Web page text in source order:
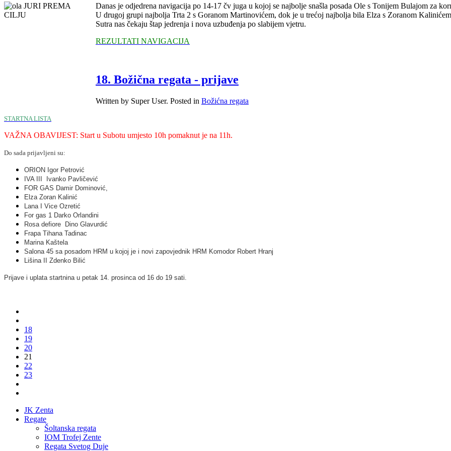
Danas je odjedrena navigacija po 14-17 čv juga u kojoj se najbolje snašla posada Ole s Tonijem Bulajom za
U drugoj grupi najbolja Trta 2 s Goranom Martinovićem, dok je u trećoj najbolja bila Elza s Zoranom
Sutra nas čekaju štap jedrenja i nova uzbuđenja po slabijem vjetru.
REZULTATI NAVIGACIJA
18. Božična regata - prijave
Written by Super User. Posted in Božićna regata
STARTNA LISTA
VAŽNA OBAVIJEST: Start u Subotu umjesto 10h pomaknut je na 11h.
Do sada prijavljeni su:
ORION Igor Petrović
IVA III Ivanko Pavličević
FOR GAS Damir Dominović,
Elza Zoran Kalinić
Lana I Vice Ozretić
For gas 1 Darko Orlandini
Rosa defiore Dino Glavurdić
Frapa Tihana Tadinac
Marina Kaštela
Salona 45 sa posadom HRM u kojoj je i novi zapovjednik HRM Komodor Robert Hranj
Lišina II Zdenko Bilić
Prijave i uplata startninau petak 14. prosinca od 16 do 19 sati.
18
19
20
21
22
23
JK Zenta
Regate
Šoltanska regata
IOM Trofej Zente
Regata Svetog Duje